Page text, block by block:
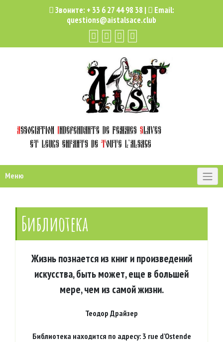
Звоните: + 33 6 27 44 98 38 |
Email:
questions@aistalsace.club
Меню
Библиотека
Жизнь познается из книг и произведений
искусства, быть может, еще в большей
мере, чем из самой жизни.
Теодор Драйзер
Библиотека находится по адресу: 3 rue d’Ostende